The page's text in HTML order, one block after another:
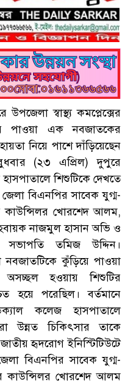
উপজেলা স্বাস্থ্য কমপ্লেক্সের
পাওয়া এক নবজাতকের
নিয়ে পাশে দাঁড়িয়েছেন
বুধবার (২৩ এপ্রিল) দুপুরে
শিশুটিকে দেখতে
বিএনপির সাবেক যুগ্ম-
কাউন্সিলর খোরশেদ আলম,
নাজমুল হাসান অভি ও
সভাপতি তমিজ উদ্দিন।
নবজাতটিকে কুঁড়িয়ে পাওয়া
অসচ্ছল হওয়ায় শিশুটির
হয়ে পরেছিল। বর্তমানে
কলেজ হাসপাতালে
উন্নত চিকিৎসার তাকে
হৃদরোগ ইনিস্টিটিউটে
বিএনপির সাবেক যুগ্ম-
কাউন্সিলর খোরশেদ আলম